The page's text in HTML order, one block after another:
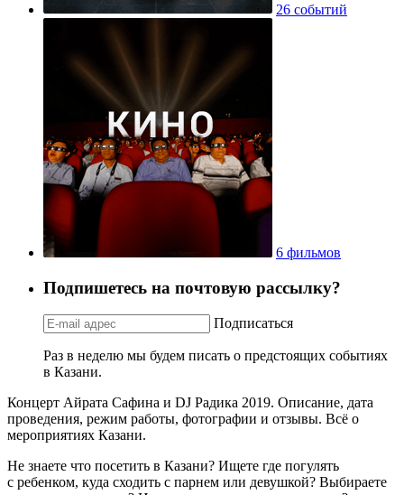
26 событий
6 фильмов
Подпишетесь на почтовую рассылку?
Подписаться
Раз в неделю мы будем писать о предстоящих событиях
в Казани.
Концерт Айрата Сафина и DJ Радика 2019. Описание, дата
проведения, режим работы, фотографии и отзывы. Всё о
мероприятиях Казани.
Не знаете что посетить в Казани? Ищете где погулять
с ребенком, куда сходить с парнем или девушкой? Выбираете